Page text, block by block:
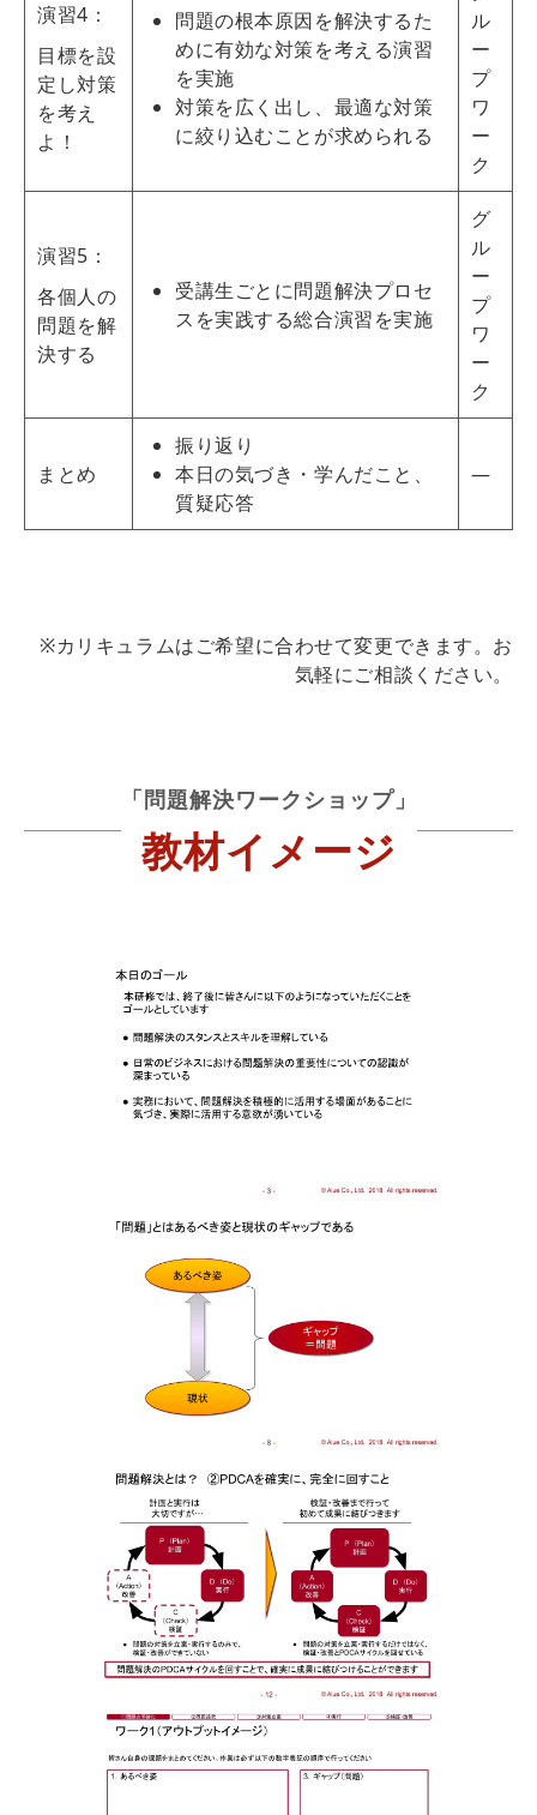
演習4：
目標を設
定し対策
を考え
よ！
問題の根本原因を解決するた
めに有効な対策を考える演習
を実施
対策を広く出し、最適な対策
に絞り込むことが求められる
ル
ー
プ
ワ
ー
ク
演習5：
各個人の
問題を解
決する
受講生ごとに問題解決プロセ
スを実践する総合演習を実施
グ
ル
ー
プ
ワ
ー
ク
まとめ
振り返り
本日の気づき・学んだこと、
質疑応答
―
※カリキュラムはご希望に合わせて変更できます。お
気軽にご相談ください。
「問題解決ワークショップ」
教材イメージ